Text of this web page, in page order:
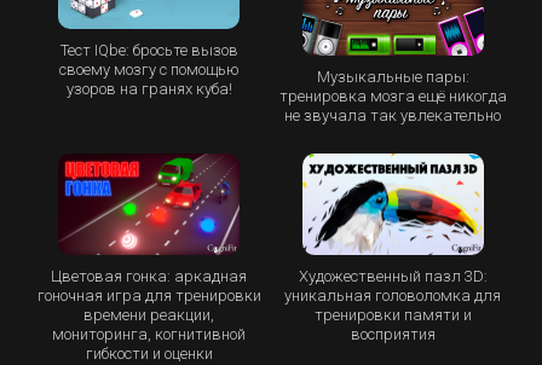
Тест IQbe: бросьте вызов
своему мозгу с помощью
узоров на гранях куба!
Музыкальные пары:
тренировка мозга ещё никогда
не звучала так увлекательно
Цветовая гонка: аркадная
гоночная игра для тренировки
времени реакции,
мониторинга, когнитивной
гибкости и оценки
Художественный пазл 3D:
уникальная головоломка для
тренировки памяти и
восприятия